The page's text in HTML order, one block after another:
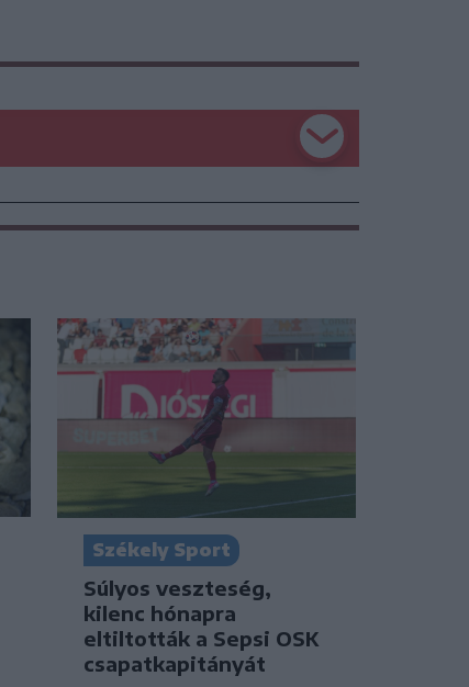
Székely Sport
Súlyos veszteség,
kilenc hónapra
eltiltották a Sepsi OSK
csapatkapitányát